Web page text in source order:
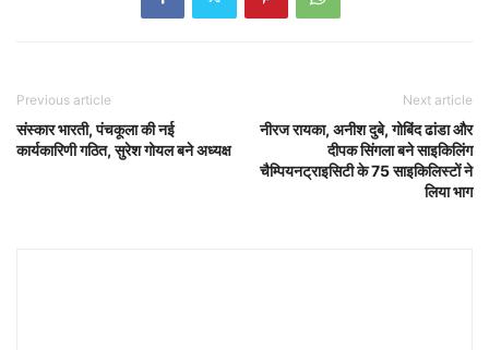
Previous article
संस्कार भारती, पंचकूला की नई
कार्यकारिणी गठित, सुरेश गोयल बने अध्यक्ष
Next article
नीरज रायका, अनीश दुबे, गोबिंद ढांडा और
दीपक सिंगला बने साइकिलिंग
चैम्पियनट्राइसिटी के 75 साइकिलिस्टों ने
लिया भाग